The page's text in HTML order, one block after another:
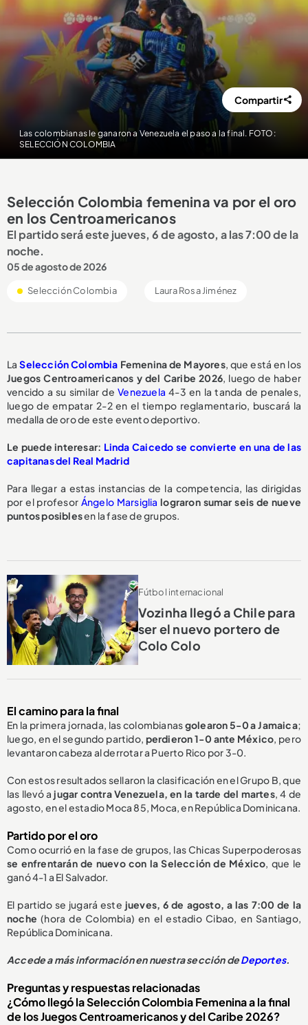
Las colombianas le ganaron a Venezuela el paso a la final. FOTO:
SELECCIÓN COLOMBIA
Compartir
Selección Colombia femenina va por el oro
en los Centroamericanos
El partido será este jueves, 6 de agosto, a las 7:00 de la
noche.
05 de agosto de 2026
Selección Colombia Laura Rosa Jiménez
LaSelección Colombia Femenina de Mayores, que está en los
Juegos Centroamericanos y del Caribe 2026, luego de haber
vencido a su similar deVenezuela 4-3 en la tanda de penales,
luego de empatar 2-2 en el tiempo reglamentario, buscará la
medalla de oro de este evento deportivo.
Le puede interesar: Linda Caicedo se convierte en una de las
capitanas del Real Madrid
Para llegar a estas instancias de la competencia, las dirigidas
por el profesor Ángelo Marsiglia lograron sumar seis de nueve
puntos posiblesen la fase de grupos.
Fútbol internacional
Vozinha llegó a Chile para
ser el nuevo portero de
Colo Colo
El camino para la final
En la primera jornada, las colombianasgolearon 5-0 a Jamaica;
luego, en el segundo partido, perdieron 1-0 ante México, pero
levantaron cabeza al derrotar a Puerto Rico por 3-0.
Con estos resultados sellaron la clasificación en el Grupo B, que
las llevó ajugar contra Venezuela, en la tarde del martes, 4 de
agosto, en el estadio Moca 85, Moca, en República Dominicana.
Partido por el oro
Como ocurrió en la fase de grupos, las Chicas Superpoderosas
se enfrentarán de nuevo con la Selección de México, que le
ganó 4-1 a El Salvador.
El partido se jugará este jueves, 6 de agosto, a las 7:00 de la
noche (hora de Colombia) en el estadio Cibao, en Santiago,
República Dominicana.
Accede a más información en nuestra sección deDeportes.
Preguntas y respuestas relacionadas
¿Cómo llegó la Selección Colombia Femenina a la final
de los Juegos Centroamericanos y del Caribe 2026?